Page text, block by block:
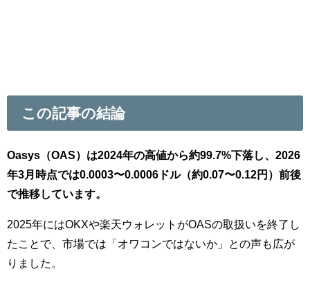
この記事の結論
Oasys（OAS）は2024年の高値から約99.7%下落し、2026
年3月時点では0.0003〜0.0006ドル（約0.07〜0.12円）前後
で推移しています。
2025年にはOKXや楽天ウォレットがOASの取扱いを終了し
たことで、市場では「オワコンではないか」との声も広が
りました。